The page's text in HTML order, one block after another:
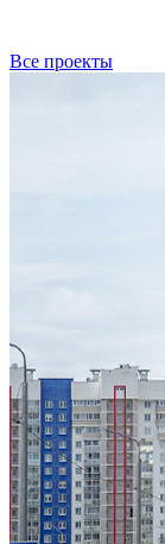
Все проекты